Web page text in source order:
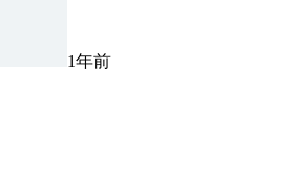
1年前